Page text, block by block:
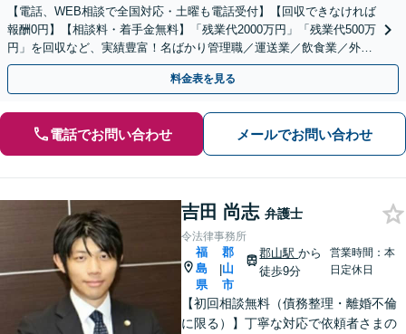
【電話、WEB相談で全国対応・土曜も電話受付】【回収できなければ
報酬0円】【相談料・着手金無料】「残業代2000万円」「残業代500万
円」を回収など、実績豊富！名ばかり管理職／運送業／飲食業／外資
系など妥協せずに交渉！他で断られた方も対応。
料金表を見る
電話でお問い合わせ メールでお問い合わせ
吉田 尚志 弁護士
令法律事務所
福
島
県
|
郡
山
市
郡山駅から
徒歩9分
営業時間：本
日定休日
【初回相談無料（債務整理・離婚不倫
に限る）】丁寧な対応で依頼者さまの